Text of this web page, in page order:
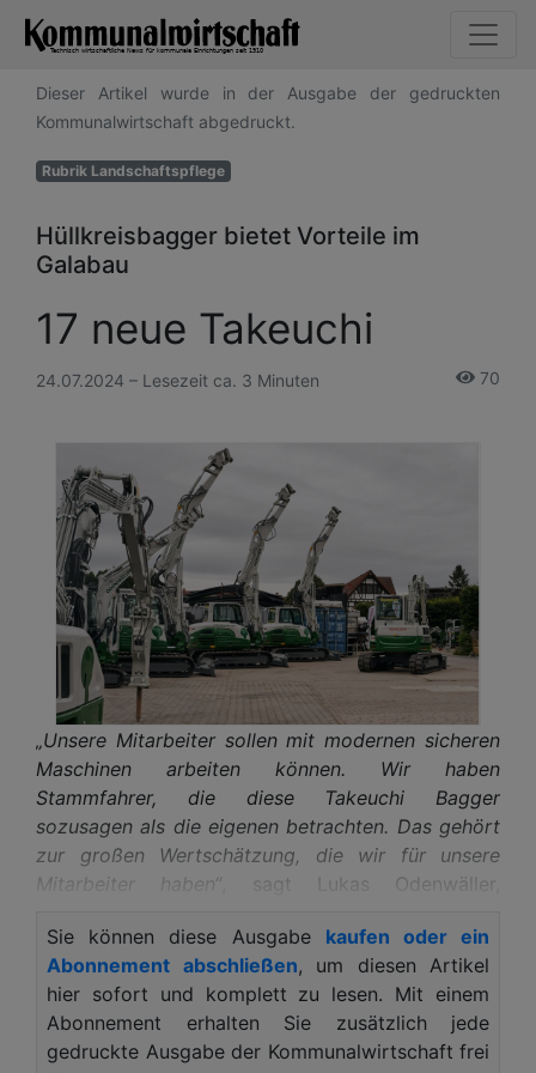
Dieser Artikel wurde in der Ausgabe der gedruckten
Kommunalwirtschaft abgedruckt.
Rubrik Landschaftspflege
Hüllkreisbagger bietet Vorteile im
Galabau
17 neue Takeuchi
24.07.2024 – Lesezeit ca. 3 Minuten 70
„Unsere Mitarbeiter sollen mit modernen sicheren
Maschinen arbeiten können. Wir haben
Stammfahrer, die diese Takeuchi Bagger
sozusagen als die eigenen betrachten. Das gehört
zur großen Wertschätzung, die wir für unsere
Mitarbeiter haben“ , sagt Lukas Odenwäller,
GaLabau GmbH aus Bruchköbel bei Hanau
gelegen. Es gehört mit 170 Mitarbeitern und etwa
220 Baumaschinen und LKW zu den größten
Galabauunternehmen in Deutschland.
Sie können diese Ausgabe kaufen oder ein
Abonnement abschließen, um diesen Artikel
hier sofort und komplett zu lesen. Mit einem
Abonnement erhalten Sie zusätzlich jede
gedruckte Ausgabe der Kommunalwirtschaft frei